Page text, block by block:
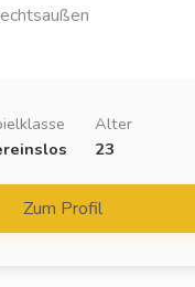
Alter
23
Zum Profil